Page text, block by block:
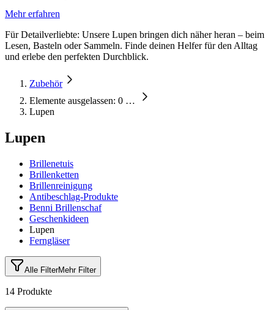
Mehr erfahren
Für Detailverliebte: Unsere Lupen bringen dich näher heran – beim
Lesen, Basteln oder Sammeln. Finde deinen Helfer für den Alltag
und erlebe den perfekten Durchblick.
Zubehör
Elemente ausgelassen: 0 …
Lupen
Lupen
Brillenetuis
Brillenketten
Brillenreinigung
Antibeschlag-Produkte
Benni Brillenschaf
Geschenkideen
Lupen
Ferngläser
Alle FilterMehr Filter
14 Produkte